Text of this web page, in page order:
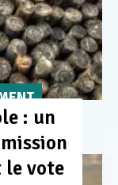
: un
vote